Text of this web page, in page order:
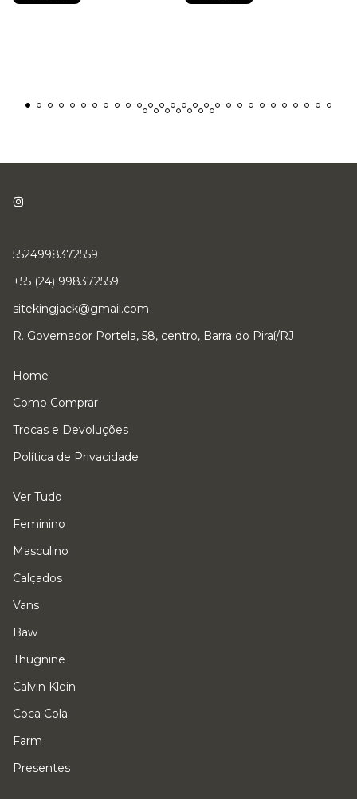
5524998372559
+55 (24) 998372559
sitekingjack@gmail.com
R. Governador Portela, 58, centro, Barra do Piraí/RJ
Home
Como Comprar
Trocas e Devoluções
Política de Privacidade
Ver Tudo
Feminino
Masculino
Calçados
Vans
Baw
Thugnine
Calvin Klein
Coca Cola
Farm
Presentes